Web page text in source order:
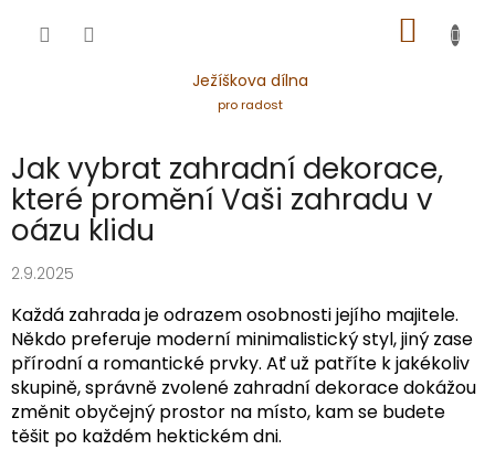
Ježíškova dílna
pro radost
KOŠÍK
Jak vybrat zahradní dekorace,
které promění Vaši zahradu v
oázu klidu
2.9.2025
Každá zahrada je odrazem osobnosti jejího majitele.
Někdo preferuje moderní minimalistický styl, jiný zase
přírodní a romantické prvky. Ať už patříte k jakékoliv
skupině, správně zvolené zahradní dekorace dokážou
změnit obyčejný prostor na místo, kam se budete
těšit po každém hektickém dni.